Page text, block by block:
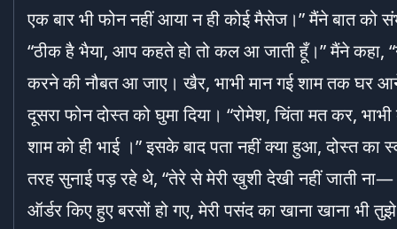
एक बार भी फोन नहीं आया न ही कोई मैसेज।” मैंने बात को
“ठीक है भैया, आप कहते हो तो कल आ जाती हूँ।” मैंने कहा,
करने की नौबत आ जाए। खैर, भाभी मान गई शाम तक घर
दूसरा फोन दोस्त को घुमा दिया। “रोमेश, चिंता मत कर,
शाम को ही भाई ।” इसके बाद पता नहीं क्या हुआ, दोस्त का
तरह सुनाई पड़ रहे थे, “तेरे से मेरी खुशी देखी नहीं जाती
ऑर्डर किए हुए बरसों हो गए, मेरी पसंद का खाना खाना भी